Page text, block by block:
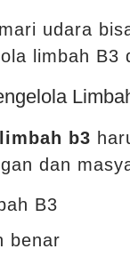
udara
limbah B3
limbah b3
dan
B3
benar